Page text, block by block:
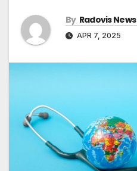
By Radovis News
APR 7, 2025